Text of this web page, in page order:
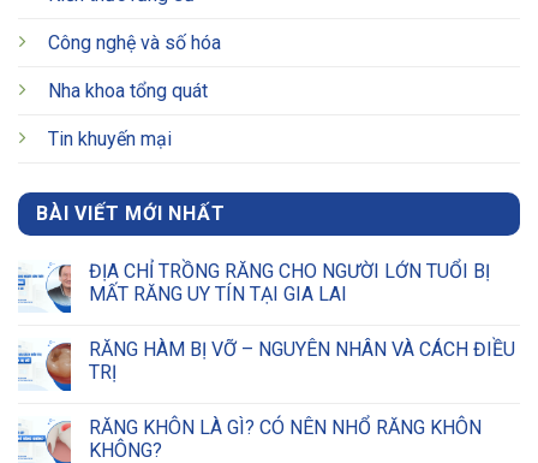
Công nghệ và số hóa
Nha khoa tổng quát
Tin khuyến mại
BÀI VIẾT MỚI NHẤT
ĐỊA CHỈ TRỒNG RĂNG CHO NGƯỜI LỚN TUỔI BỊ
MẤT RĂNG UY TÍN TẠI GIA LAI
RĂNG HÀM BỊ VỠ – NGUYÊN NHÂN VÀ CÁCH ĐIỀU
TRỊ
RĂNG KHÔN LÀ GÌ? CÓ NÊN NHỔ RĂNG KHÔN
KHÔNG?